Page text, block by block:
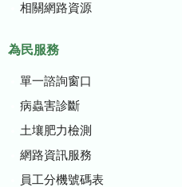
相關網路資源
為民服務
單一諮詢窗口
病蟲害診斷
土壤肥力檢測
網路資訊服務
員工分機號碼表